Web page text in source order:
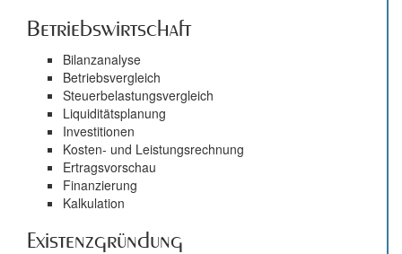
Betriebswirtschaft
Bilanzanalyse
Betriebsvergleich
Steuerbelastungsvergleich
Liquiditätsplanung
Investitionen
Kosten- und Leistungsrechnung
Ertragsvorschau
Finanzierung
Kalkulation
Existenzgründung